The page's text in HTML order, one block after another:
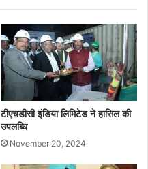
टीएचडीसी इंडिया लिमिटेड ने हासिल की
उपलब्धि
November 20, 2024